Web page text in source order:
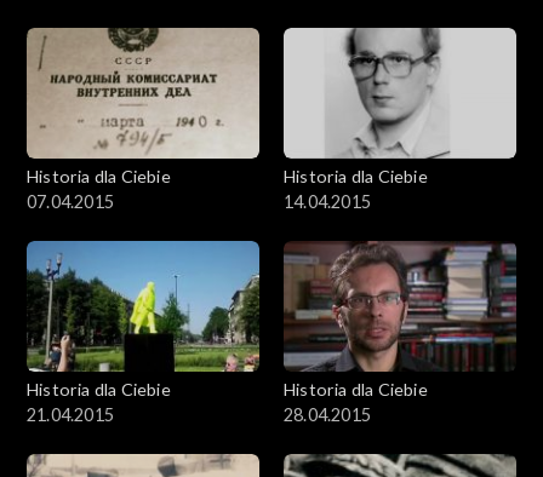
Historia dla Ciebie
07.04.2015
Historia dla Ciebie
14.04.2015
Historia dla Ciebie
21.04.2015
Historia dla Ciebie
28.04.2015